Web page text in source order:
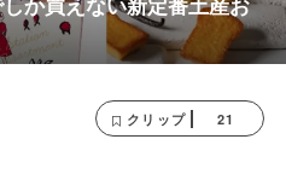
クリップ 21